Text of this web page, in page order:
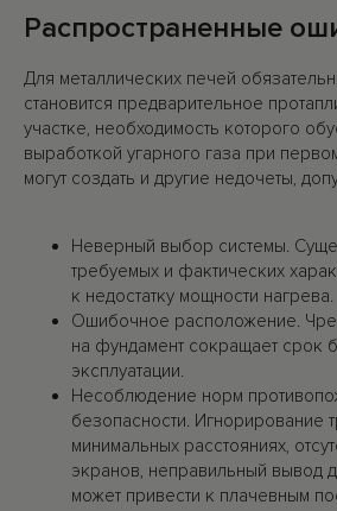
Распространенные
Для металлических печей
становится предварительное
участке, необходимость которого
выработкой угарного газа при
могут создать и другие недочеты,
Неверный выбор системы.
требуемых и фактических
к недостатку мощности нагрева.
Ошибочное расположение.
на фундамент сокращает срок
эксплуатации.
Несоблюдение норм
безопасности. Игнорирование
минимальных расстояниях,
экранов, неправильный вывод
может привести к плачевным